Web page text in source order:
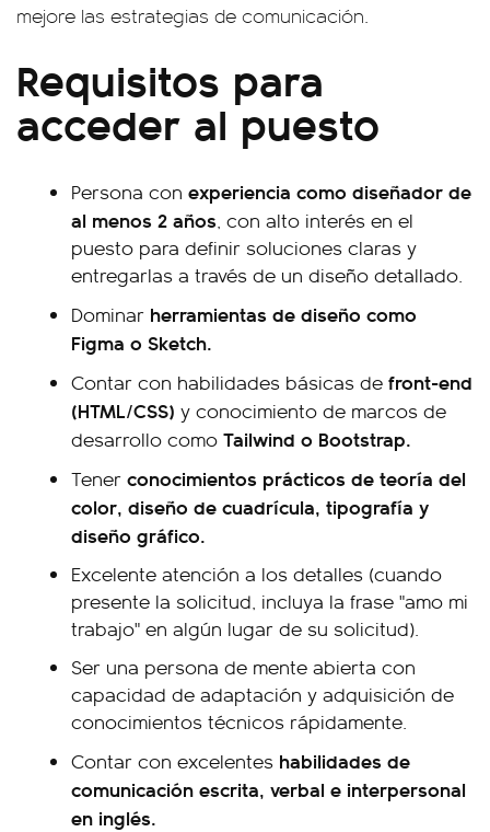
mejore las estrategias de comunicación.
Requisitos para
acceder al puesto
Persona con experiencia como diseñador de
al menos 2 años, con alto interés en el
puesto para definir soluciones claras y
entregarlas a través de un diseño detallado.
Dominar herramientas de diseño como
Figma o Sketch.
Contar con habilidades básicas de front-end
(HTML/CSS) y conocimiento de marcos de
desarrollo como Tailwind o Bootstrap.
Tener conocimientos prácticos de teoría del
color, diseño de cuadrícula, tipografía y
diseño gráfico.
Excelente atención a los detalles (cuando
presente la solicitud, incluya la frase "amo mi
trabajo" en algún lugar de su solicitud).
Ser una persona de mente abierta con
capacidad de adaptación y adquisición de
conocimientos técnicos rápidamente.
Contar con excelentes habilidades de
comunicación escrita, verbal e interpersonal
en inglés.